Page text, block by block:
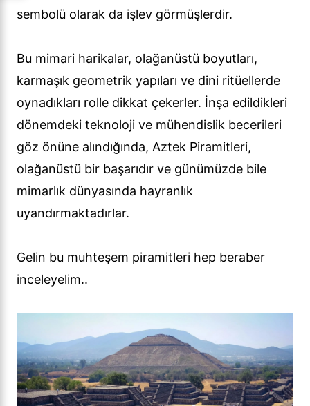
sembolü olarak da işlev görmüşlerdir.
Bu mimari harikalar, olağanüstü boyutları,
karmaşık geometrik yapıları ve dini ritüellerde
oynadıkları rolle dikkat çekerler. İnşa edildikleri
dönemdeki teknoloji ve mühendislik becerileri
göz önüne alındığında, Aztek Piramitleri,
olağanüstü bir başarıdır ve günümüzde bile
mimarlık dünyasında hayranlık
uyandırmaktadırlar.
Gelin bu muhteşem piramitleri hep beraber
inceleyelim..